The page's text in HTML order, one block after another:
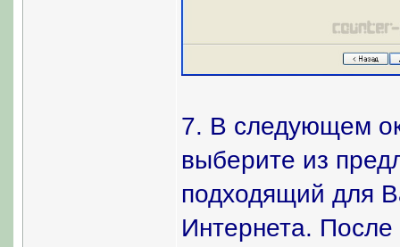
7. В следующем
выберите из
подходящий для
Интернета. После